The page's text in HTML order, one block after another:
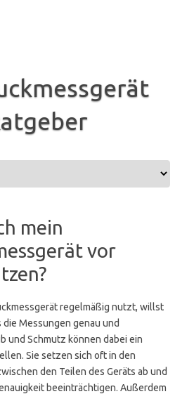
mein
vor
regelmäßig nutzt, willst
Messungen genau und
und Schmutz können dabei ein
Sie setzen sich oft in den
den Teilen des Geräts ab und
beeinträchtigen. Außerdem